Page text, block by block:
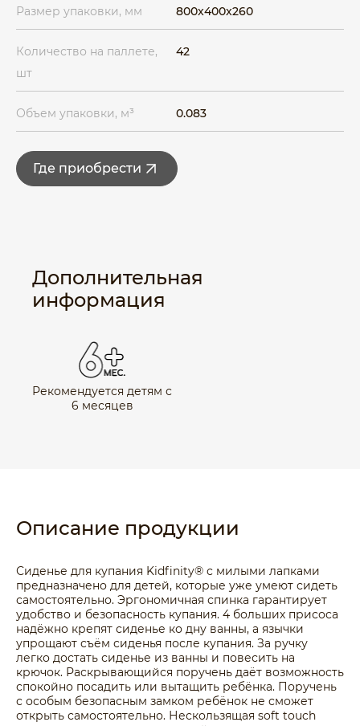
Размер упаковки, мм 800x400x260
Количество на паллете,
шт
42
Объем упаковки, м³ 0.083
Где приобрести
Дополнительная
информация
Рекомендуется детям с
6 месяцев
Описание продукции
Сиденье для купания Kidfinity® с милыми лапками
предназначено для детей, которые уже умеют сидеть
самостоятельно. Эргономичная спинка гарантирует
удобство и безопасность купания. 4 больших присоса
надёжно крепят сиденье ко дну ванны, а язычки
упрощают съём сиденья после купания. За ручку
легко достать сиденье из ванны и повесить на
крючок. Раскрывающийся поручень даёт возможность
спокойно посадить или вытащить ребёнка. Поручень
с особым безопасным замком ребёнок не сможет
открыть самостоятельно. Нескользящая soft touch